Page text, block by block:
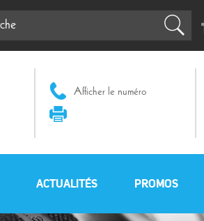
Afficher le numéro
ACTUALITÉS PROMOS